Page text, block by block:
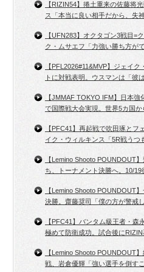
【RIZIN54】捲土重来の佐藤将
ス「本当に良い相手だから、失
【UFN283】オクタゴン3戦目=
ク・ムサエフ「力強い勝ち方が
【PFL2026#11&MVP】ジェイ
トに対戦表明。ウスマンは「彼
【JMMAF TOKYO IFM】日本
で国際戦大会実現。世界5カ国か
【PFC41】再起戦で吹田琢とフ
イク・ウィルキンス「5R戦うつ
【Lemino Shooto POUNDOUT
ち、トーナメント決勝へ。10/
【Lemino Shooto POUNDOUT
決勝。齋藤奨司「僕の方が警戒
【PFC41】バンタム級王者・森
極めて防衛成功。試合後に
【Lemino Shooto POUNDOUT
戦、岩倉優輝「強い選手を倒す